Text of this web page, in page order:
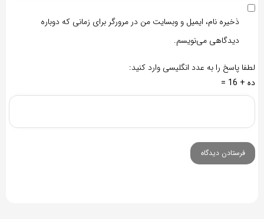
ذخیره نام، ایمیل و وبسایت من در مرورگر برای زمانی که دوباره
دیدگاهی می‌نویسم.
لطفا پاسخ را به عدد انگلیسی وارد کنید:
ده + 16 =